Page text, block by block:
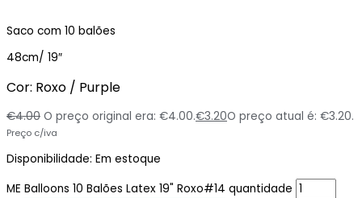
Saco com 10 balões
48cm/ 19″
Cor: Roxo / Purple
€4.00 O preço original era: €4.00.€3.20O preço atual é: €3.20.
Preço c/iva
Disponibilidade: Em estoque
ME Balloons 10 Balões Latex 19" Roxo#14 quantidade